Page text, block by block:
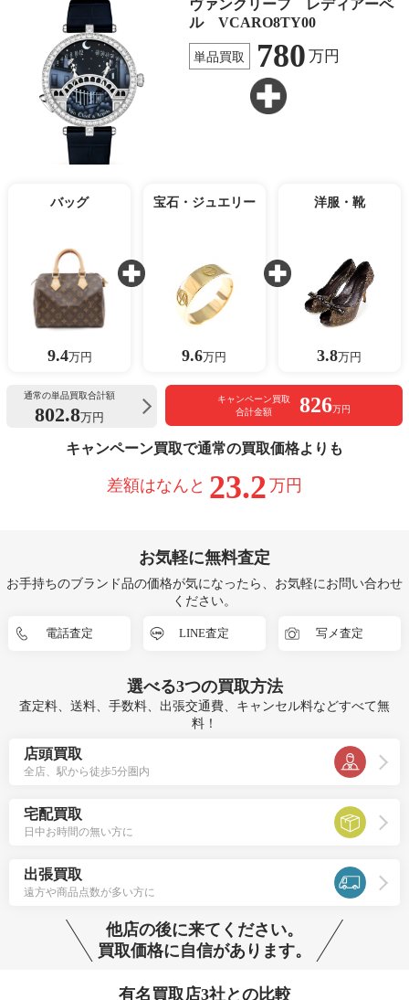
ヴァンクリーフ レディアーペ
ル VCARO8TY00
単品買取 780 万円
バッグ
9.4万円
宝石・ジュエリー
9.6万円
洋服・靴
3.8万円
通常の単品買取合計額
802.8万円
キャンペーン買取
合計金額
826万円
キャンペーン買取で通常の買取価格よりも
差額はなんと 23.2 万円
お気軽に無料査定
お手持ちのブランド品の価格が気になったら、お気軽にお問い合わせ
ください。
電話査定 LINE査定 写メ査定
選べる3つの買取方法
査定料、送料、手数料、出張交通費、キャンセル料などすべて無
料！
店頭買取
全店、駅から徒歩5分圏内
宅配買取
日中お時間の無い方に
出張買取
遠方や商品点数が多い方に
他店の後に来てください。
買取価格に自信があります。
有名買取店3社との比較